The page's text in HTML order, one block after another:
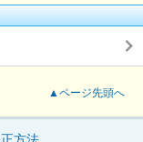
▲ページ先頭へ
方法